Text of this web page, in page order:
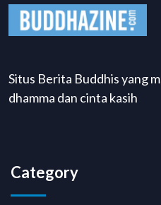
Situs Berita Buddhis yang
dhamma dan cinta kasih
Category